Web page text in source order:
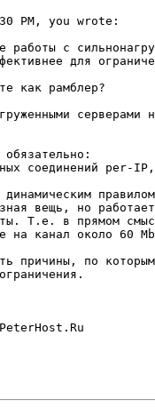
PM, you wrote:
работы с
для
как рамблер?
серверами
соединений per-
динамическим
вещь, но
Т.е. в прямом
на канал около 60
причины, по которым